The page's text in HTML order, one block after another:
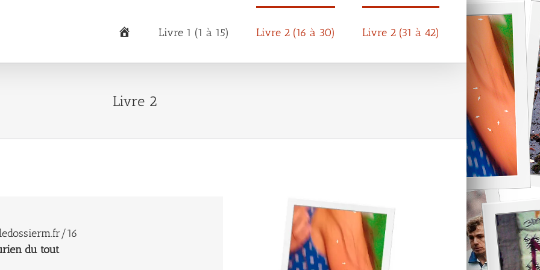
AccueilLivre 1 (1 à 15) Livre 2 (16 à 30) Livre 2 (31 à 42)
Livre 2
16
du tout